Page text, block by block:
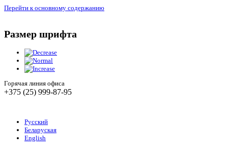
Перейти к основному содержанию
Размер шрифта
Горячая линия офиса
+375 (25) 999-87-95
Русский
Беларуская
English